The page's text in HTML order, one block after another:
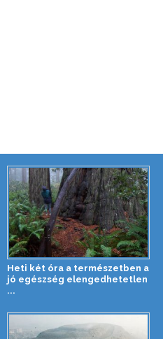
Heti két óra a természetben a
jó egészség elengedhetetlen
...